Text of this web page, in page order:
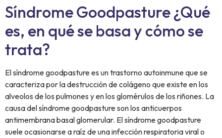
Síndrome Goodpasture ¿Qué
es, en qué se basa y cómo se
trata?
El síndrome goodpasture es un trastorno autoinmune que se
caracteriza por la destrucción de colágeno que existe en los
alveolos de los pulmones y en los glomérulos de los riñones. La
causa del síndrome goodpasture son los anticuerpos
antimembrana basal glomerular. El síndrome goodpasture
suele ocasionarse a raíz de una infección respiratoria viral o